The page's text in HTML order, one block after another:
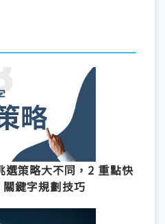
選策略大不同，2 重點快
鍵字規劃技巧